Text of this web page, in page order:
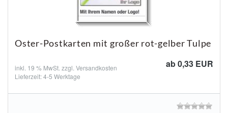
Oster-Postkarten mit großer rot-gelber Tulpe
ab 0,33 EUR
inkl. 19 % MwSt. zzgl. Versandkosten
Lieferzeit: 4-5 Werktage